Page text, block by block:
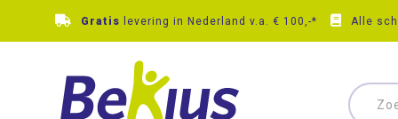
Gratis levering in Nederland v.a. € 100,-* Alle